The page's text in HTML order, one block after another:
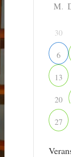
M
30
6
13
20
27